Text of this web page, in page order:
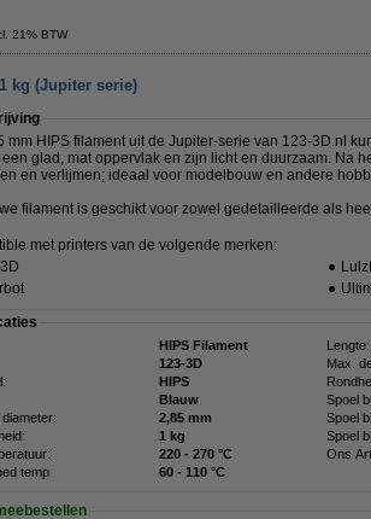
21% BTW
kg (Jupiter serie)
mm HIPS filament uit de Jupiter-serie van 123-3D.nl
een glad, mat oppervlak en zijn licht en duurzaam. Na
en verlijmen; ideaal voor modelbouw en andere
filament is geschikt voor zowel gedetailleerde als
met printers van de volgende merken:
●
●
HIPS Filament Lengte:
123-3D Max.
HIPS
Blauw Spoel
2,85 mm Spoel
1 kg Spoel
220 - 270 °C Ons
temp:
60 - 110 °C